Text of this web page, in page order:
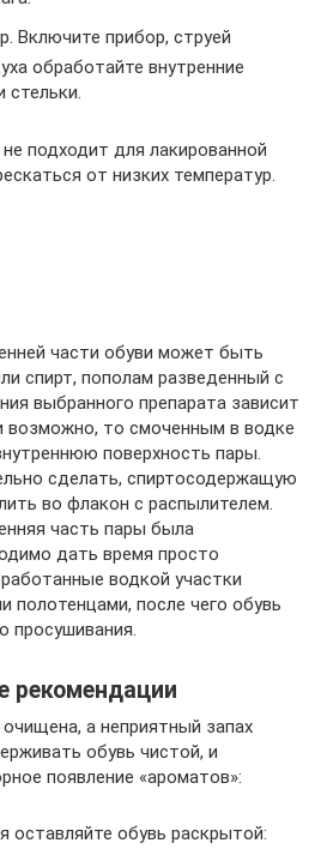
Включите прибор, струей
обработайте внутренние
стельки.
подходит для лакированной
от низких температур.
части обуви может быть
спирт, пополам разведенный с
выбранного препарата зависит
возможно, то смоченным в водке
поверхность пары.
сделать, спиртосодержащую
во флакон с распылителем.
часть пары была
дать время просто
водкой участки
после чего обувь
просушивания.
рекомендации
а неприятный запах
обувь чистой, и
появление «ароматов»:
оставляйте обувь раскрытой: